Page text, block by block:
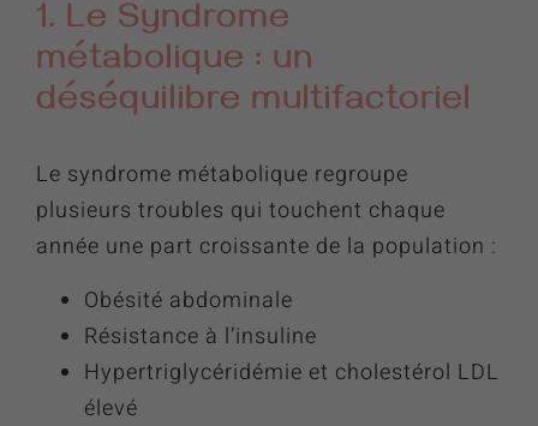
1. Le Syndrome
métabolique : un
déséquilibre multifactoriel
Le syndrome métabolique regroupe
plusieurs troubles qui touchent chaque
année une part croissante de la population :
Obésité abdominale
Résistance à l’insuline
Hypertriglycéridémie et cholestérol LDL
élevé